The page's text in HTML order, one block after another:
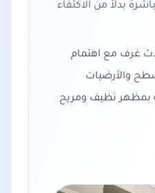
بدلاً من الاكتفاء
غرف مع اهتمام
والأرضيات
بمظهر نظيف ومريح